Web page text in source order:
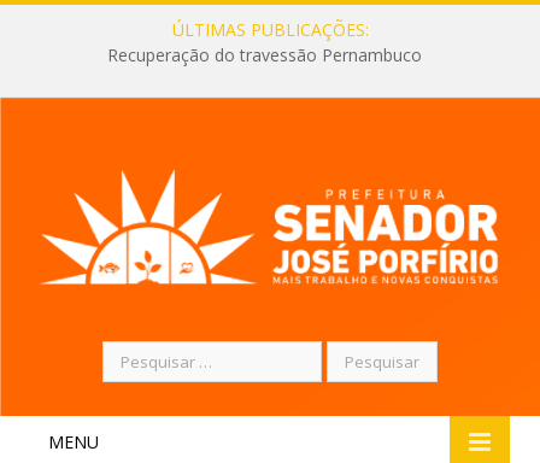
ÚLTIMAS PUBLICAÇÕES:
Recuperação do travessão Pernambuco
Pesquisar
por:
MENU